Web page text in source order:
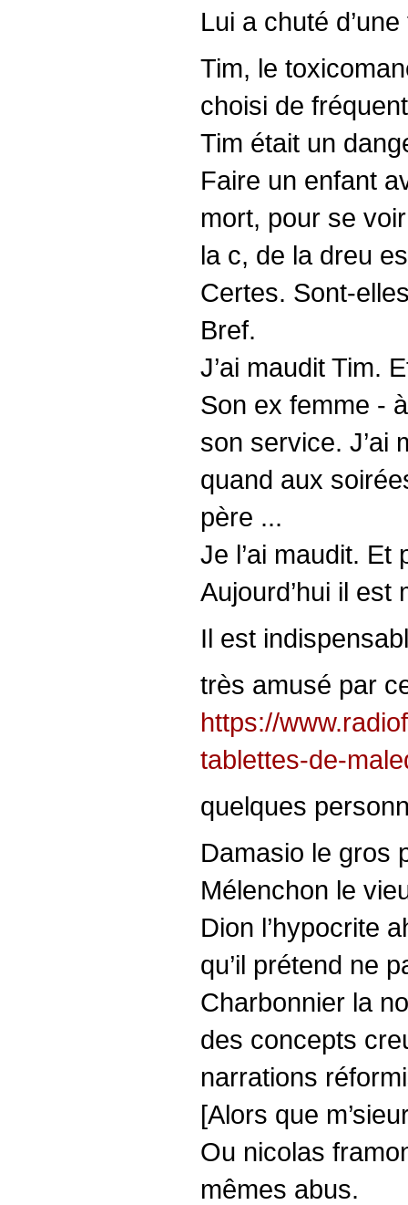
Lui a chuté
Tim, le
choisi de
Tim était un
Faire un enfant
mort, pour se
la c, de la dreu
Certes. Sont-
Bref.
J’ai maudit Tim.
Son ex femme -
son service. J’ai
quand aux
père ...
Je l’ai maudit. Et
Aujourd’hui il est
Il est
très amusé par
https://
tablettes-de-
quelques
Damasio le gros
Mélenchon le
Dion l’hypocrite
qu’il prétend ne
Charbonnier la
des concepts
narrations
[Alors que
Ou nicolas
mêmes abus.